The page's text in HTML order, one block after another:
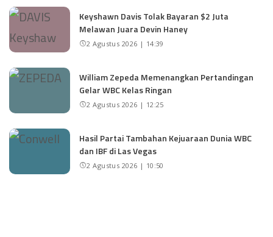
Keyshawn Davis Tolak Bayaran $2 Juta
Melawan Juara Devin Haney
2 Agustus 2026 | 14:39
William Zepeda Memenangkan Pertandingan
Gelar WBC Kelas Ringan
2 Agustus 2026 | 12:25
Hasil Partai Tambahan Kejuaraan Dunia WBC
dan IBF di Las Vegas
2 Agustus 2026 | 10:50